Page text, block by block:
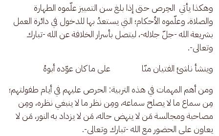
وهكذا يأتي  الحِرص حتى إذا بلغ سن التمييز علّموه الطهارة
والصلاة، وعلّموه الأحكام؛ التي يستعدُ بها للدخول في دائرة العمل
بشريعة الله -جلّ جلاله-، ليتصل بأسرار الخلافة عن الله -تبارك
وتعالى-.
وينشأ ناشئ الفتيان منّا                على ما كان عوّده أبوهُ
ومن أهم المهمات في هذه التربية: الحرص عليهم في أيام طفولتهم؛
مِن سماع ما لا يصلح سماعه، ومِن نظر ما لا ينبغي نظره، ومِن
مصاحبة ومجالسة مَن لا ينهض حاله، مَن لا يزداد به النور، مَن لا
يعاون على الحضور مع الله -تبارك وتعالى-.